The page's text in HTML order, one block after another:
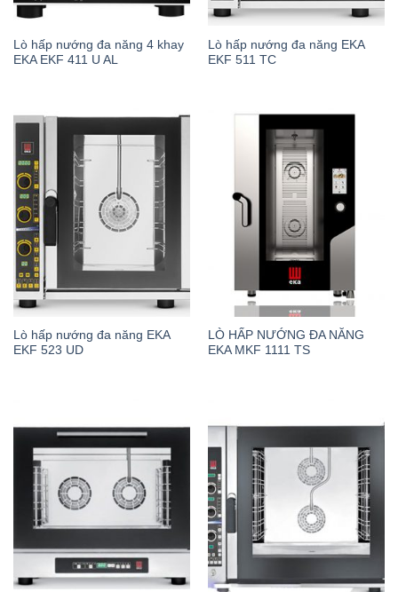
Lò hấp nướng đa năng 4 khay
EKA EKF 411 U AL
Lò hấp nướng đa năng EKA
EKF 511 TC
Lò hấp nướng đa năng EKA
EKF 523 UD
LÒ HẤP NƯỚNG ĐA NĂNG
EKA MKF 1111 TS